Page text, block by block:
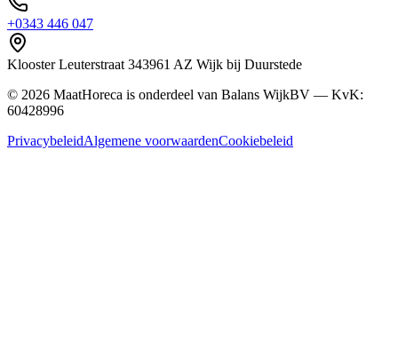
+0343 446 047
Klooster Leuterstraat 343961 AZ Wijk bij Duurstede
© 2026 MaatHoreca is onderdeel van Balans WijkBV — KvK:
60428996
PrivacybeleidAlgemene voorwaardenCookiebeleid